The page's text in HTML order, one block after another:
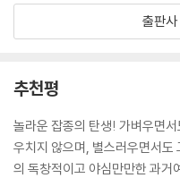
고 싶은 세계사, 즐겁게 재미나
일찍부터 역사와 자연과학처럼 ‘
라고만 느껴지는’ 내용들을 만
졌다. 래리 고닉은 만화야말로
중이 접근하기 어려운 주제를 가
출판사
추천평
놀라운 잡종의 탄생! 가벼우면
우치지 않으며, 별스러우면서도
의 독창적이고 야심만만한 과거